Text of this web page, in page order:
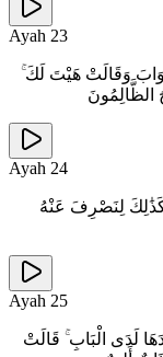
Ayah 23
وَقَالَتْ هَيْتَ لَكَ
الظَّالِمُونَ
Ayah 24
كَذَٰلِكَ لِنَصْرِفَ عَنْهُ
Ayah 25
لَدَى الْبَابِ ۚ قَالَتْ